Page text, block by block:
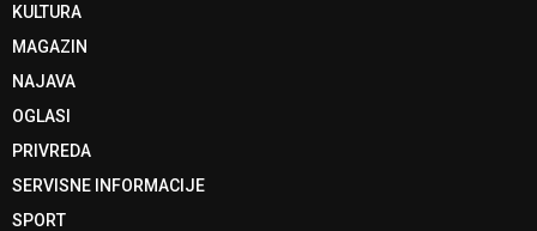
KULTURA
MAGAZIN
NAJAVA
OGLASI
PRIVREDA
SERVISNE INFORMACIJE
SPORT